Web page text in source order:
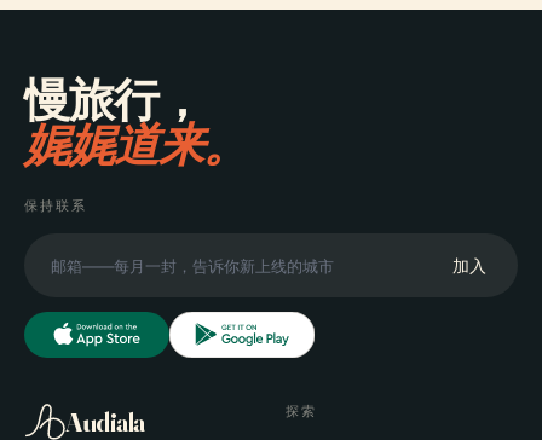
慢旅行，
娓娓道来。
保持联系
加入
Audiala 探索